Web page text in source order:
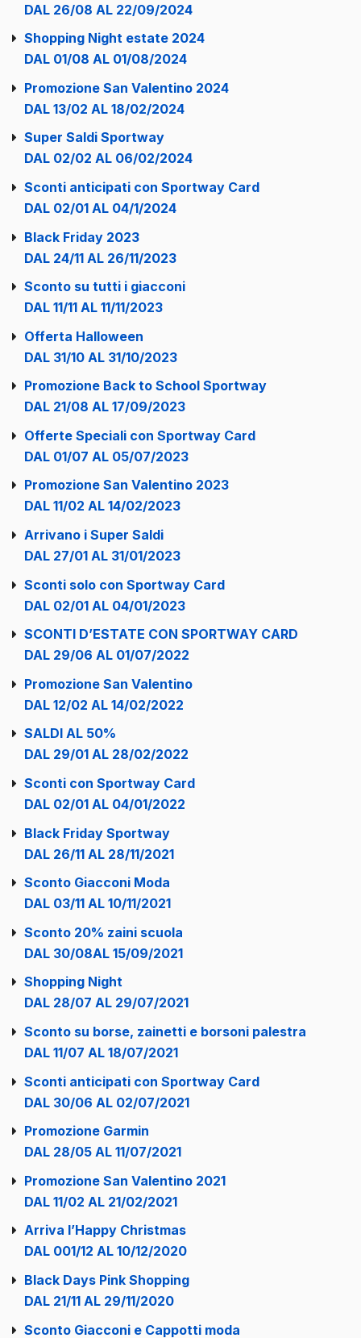
DAL 26/08 AL 22/09/2024
Shopping Night estate 2024
DAL 01/08 AL 01/08/2024
Promozione San Valentino 2024
DAL 13/02 AL 18/02/2024
Super Saldi Sportway
DAL 02/02 AL 06/02/2024
Sconti anticipati con Sportway Card
DAL 02/01 AL 04/1/2024
Black Friday 2023
DAL 24/11 AL 26/11/2023
Sconto su tutti i giacconi
DAL 11/11 AL 11/11/2023
Offerta Halloween
DAL 31/10 AL 31/10/2023
Promozione Back to School Sportway
DAL 21/08 AL 17/09/2023
Offerte Speciali con Sportway Card
DAL 01/07 AL 05/07/2023
Promozione San Valentino 2023
DAL 11/02 AL 14/02/2023
Arrivano i Super Saldi
DAL 27/01 AL 31/01/2023
Sconti solo con Sportway Card
DAL 02/01 AL 04/01/2023
SCONTI D’ESTATE CON SPORTWAY CARD
DAL 29/06 AL 01/07/2022
Promozione San Valentino
DAL 12/02 AL 14/02/2022
SALDI AL 50%
DAL 29/01 AL 28/02/2022
Sconti con Sportway Card
DAL 02/01 AL 04/01/2022
Black Friday Sportway
DAL 26/11 AL 28/11/2021
Sconto Giacconi Moda
DAL 03/11 AL 10/11/2021
Sconto 20% zaini scuola
DAL 30/08AL 15/09/2021
Shopping Night
DAL 28/07 AL 29/07/2021
Sconto su borse, zainetti e borsoni palestra
DAL 11/07 AL 18/07/2021
Sconti anticipati con Sportway Card
DAL 30/06 AL 02/07/2021
Promozione Garmin
DAL 28/05 AL 11/07/2021
Promozione San Valentino 2021
DAL 11/02 AL 21/02/2021
Arriva l’Happy Christmas
DAL 001/12 AL 10/12/2020
Black Days Pink Shopping
DAL 21/11 AL 29/11/2020
Sconto Giacconi e Cappotti moda